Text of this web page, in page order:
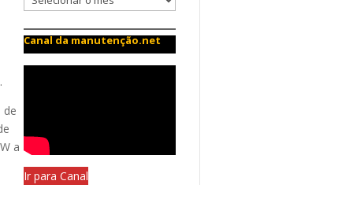
de
a
Canal da manutenção.net
Ir para Canal